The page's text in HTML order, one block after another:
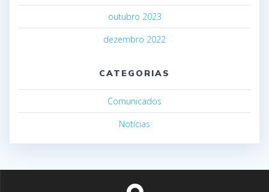
outubro 2023
dezembro 2022
CATEGORIAS
Comunicados
Notícias